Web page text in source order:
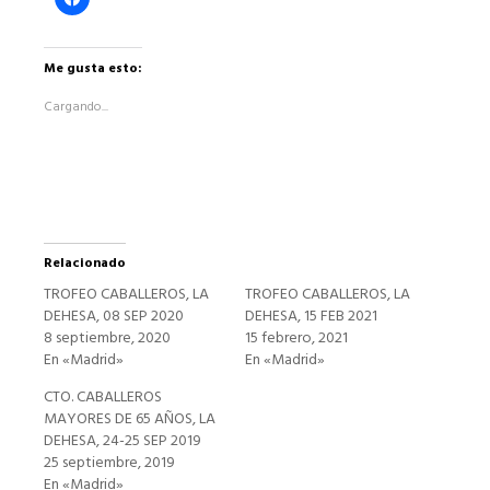
clic
en
Facebook
en
Me gusta esto:
Cargando...
Relacionado
TROFEO CABALLEROS, LA
DEHESA, 08 SEP 2020
8 septiembre, 2020
En «Madrid»
TROFEO CABALLEROS, LA
DEHESA, 15 FEB 2021
15 febrero, 2021
En «Madrid»
CTO. CABALLEROS
MAYORES DE 65 AÑOS, LA
DEHESA, 24-25 SEP 2019
25 septiembre, 2019